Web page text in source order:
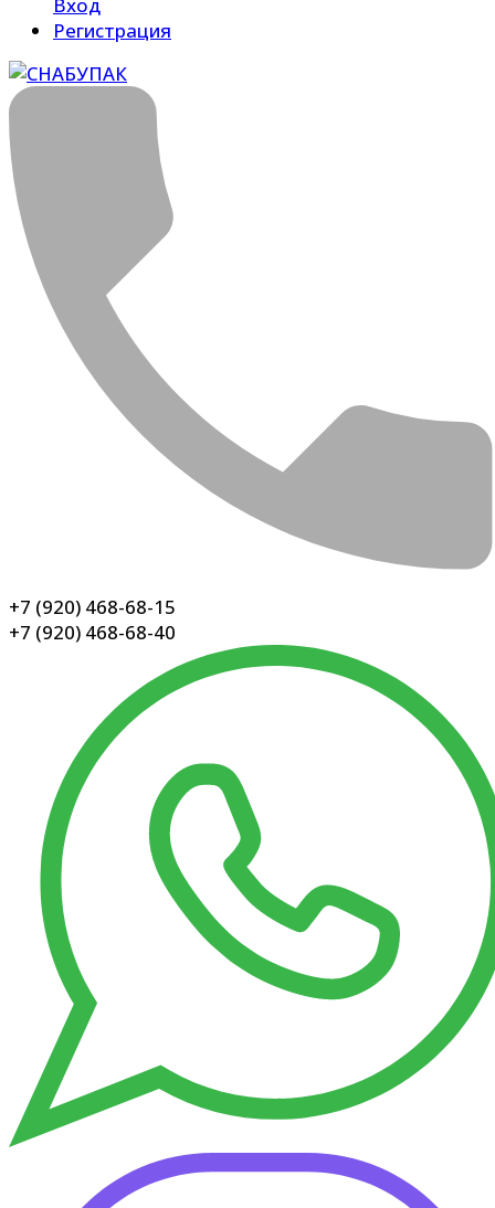
Вход
Регистрация
+7 (920) 468-68-15
+7 (920) 468-68-40